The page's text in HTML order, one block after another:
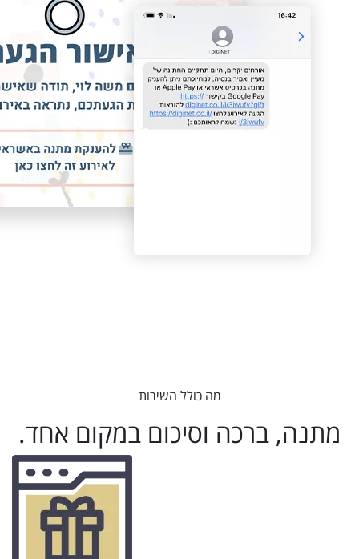
מה כולל השירות
מתנה, ברכה וסיכום במקום אחד.